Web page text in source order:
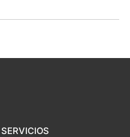
SERVICIOS